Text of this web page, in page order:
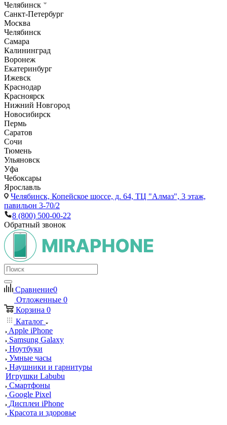
Челябинск
Санкт-Петербург
Москва
Челябинск
Самара
Калининград
Воронеж
Екатеринбург
Ижевск
Краснодар
Красноярск
Нижний Новгород
Новосибирск
Пермь
Саратов
Сочи
Тюмень
Ульяновск
Уфа
Чебоксары
Ярославль
Челябинск, Копейское шоссе, д. 64, ТЦ "Алмаз", 3 этаж,
павильон 3-70/2
8 (800) 500-00-22
Обратный звонок
Сравнение0
Отложенные 0
Корзина 0
Каталог
Apple iPhone
Samsung Galaxy
Ноутбуки
Умные часы
Наушники и гарнитуры
Игрушки Labubu
Смартфоны
Google Pixel
Дисплеи iPhone
Красота и здоровье